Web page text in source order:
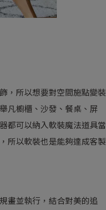
，所以想要對空間施點變裝
凡櫥櫃、沙發、餐桌、屏
都可以納入軟裝魔法道具當
所以軟裝也是能夠達成客製
畫並執行，結合對美的追